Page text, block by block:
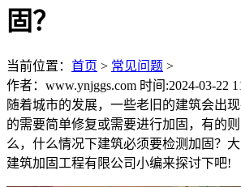
固？
当前位置： 首页 > 常见问题 >
作者：www.ynjggs.com 时间:2024-03-22
随着城市的发展，一些老旧的建筑会出
的需要简单修复或需要进行加固，有的
么，什么情况下建筑必须要检测加固？
建筑加固工程有限公司小编来探讨下吧!